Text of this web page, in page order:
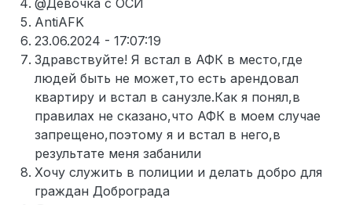
@Девочка с ОСИ
AntiAFK
23.06.2024 - 17:07:19
Здравствуйте! Я встал в АФК в место,где
людей быть не может,то есть арендовал
квартиру и встал в санузле.Как я понял,в
правилах не сказано,что АФК в моем случае
запрещено,поэтому я и встал в него,в
результате меня забанили
Хочу служить в полиции и делать добро для
граждан Доброграда